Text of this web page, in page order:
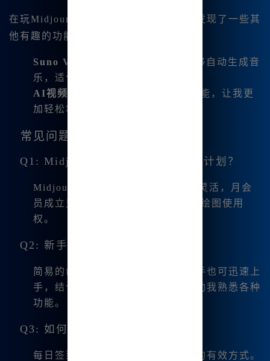
在玩Midjourney中文版的过程中，我还发现了一些其
他有趣的功能，值得一提：
Suno V3.5音乐生成功能
：让我能够自动生成音
乐，适合为我的艺术作品配乐。
AI视频生成
：全新上线的AI视频功能，让我更
加轻松地制作视频内容。
常见问题解答
Q1: Midjourney中文版有哪些订阅计划？
Midjourney中文版的订阅计划非常灵活，月会
员成立只需
，包含无限制的绘图使用
权。
Q2: 新手如何快速上手？
简易的命令支持和中文界面使得新手也可迅速上
手，结合在线教程和社区资源，帮助我熟悉各种
功能。
Q3: 如何获得更多积分？
每日签到和参与活动都是获取积分的有效方式。